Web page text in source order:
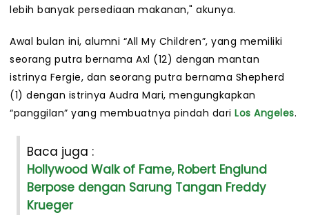
lebih banyak persediaan makanan," akunya.
Awal bulan ini, alumni “All My Children”, yang memiliki
seorang putra bernama Axl (12) dengan mantan
istrinya Fergie, dan seorang putra bernama Shepherd
(1) dengan istrinya Audra Mari, mengungkapkan
“panggilan” yang membuatnya pindah dari Los Angeles.
Baca juga :
Hollywood Walk of Fame, Robert Englund
Berpose dengan Sarung Tangan Freddy
Krueger